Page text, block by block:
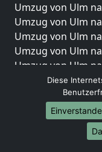
Umzug von Ulm
Umzug von Ulm
Umzug von Ulm
Umzug von Ulm
Umzug von Ulm
Umzug von Ulm
Umzug von Ulm
Umzug von Ulm
Umzug von Ulm
Diese